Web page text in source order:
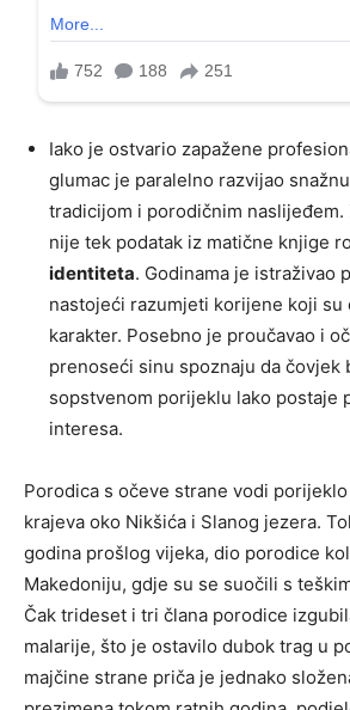
Iako je ostvario zapažene
glumac je paralelno razvijao
tradicijom i porodičnim naslijeđem.
nije tek podatak iz matične knjige
identiteta. Godinama je istraživao
nastojeći razumjeti korijene koji su
karakter. Posebno je proučavao i
prenoseći sinu spoznaju da čovjek
sopstvenom porijeklu lako postaje
interesa.
Porodica s očeve strane vodi
krajeva oko Nikšića i Slanog jezera.
godina prošlog vijeka, dio porodice
Makedoniju, gdje su se suočili s
Čak trideset i tri člana porodice
malarije, što je ostavilo dubok trag u
majčine strane priča je jednako